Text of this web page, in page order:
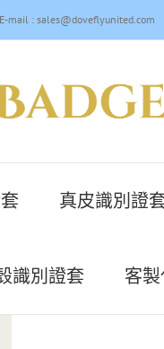
mail : sales@doveflyunited.com
真皮識別證
識別證套 客